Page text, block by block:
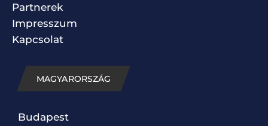
Partnerek
Impresszum
Kapcsolat
MAGYARORSZÁG
Budapest